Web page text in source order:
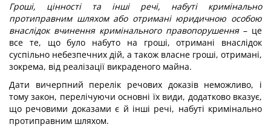
Гроші, цінності та інші речі, набуті кримінально
протиправним шляхом або отримані юридичною особою
внаслідок вчинення кримінального правопорушення– це
все те, що було набуто на гроші, отримані внаслідок
суспільно небезпечних дій, а також власне гроші, отримані,
зокрема, від реалізації викраденого майна.
Дати вичерпний перелік речових доказів неможливо, і
тому закон, перелічуючи основні їх види, додатково вказує,
що речовими доказами є й інші речі, набуті кримінально
протиправним шляхом.